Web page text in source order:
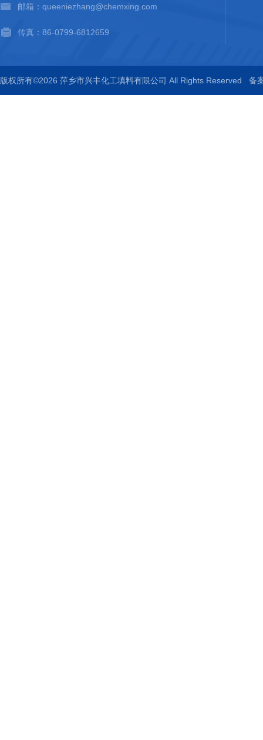
邮箱：queeniezhang@chemxing.com
传真：86-0799-6812659
版权所有©2026 萍乡市兴丰化工填料有限公司 All Rights Reserved 备